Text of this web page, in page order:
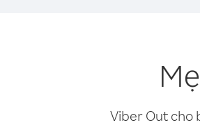
Viber Out cho